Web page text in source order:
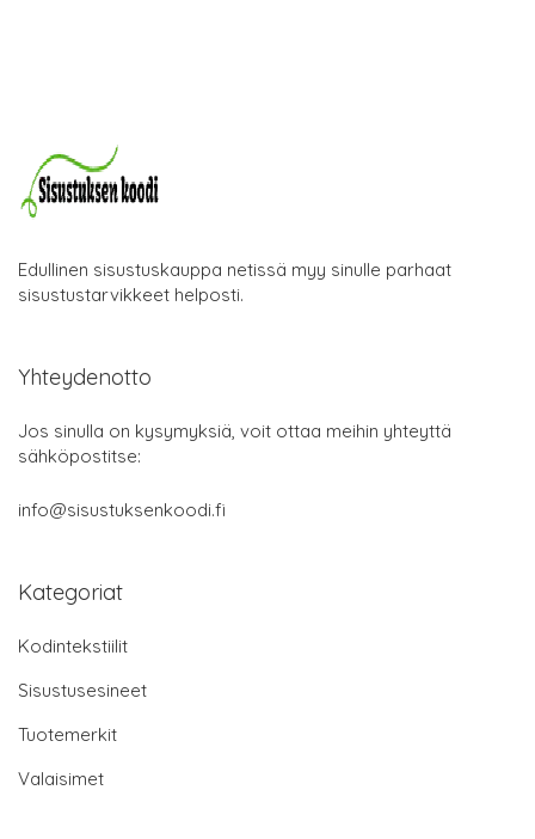
Edullinen sisustuskauppa netissä myy sinulle parhaat
sisustustarvikkeet helposti.
Yhteydenotto
Jos sinulla on kysymyksiä, voit ottaa meihin yhteyttä
sähköpostitse:
info@sisustuksenkoodi.fi
Kategoriat
Kodintekstiilit
Sisustusesineet
Tuotemerkit
Valaisimet